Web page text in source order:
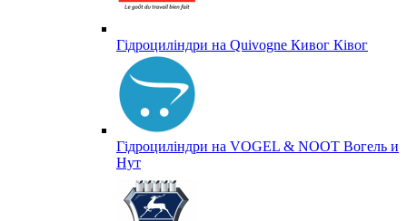
Гідроциліндри на Quivogne Кивог Ківог
Гідроциліндри на VOGEL & NOOT Вогель и
Нут